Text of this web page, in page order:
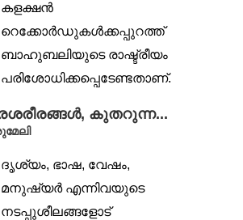
കളക്ഷൻ
റെക്കോർഡുകൾക്കപ്പുറത്ത്
ബാഹുബലിയുടെ രാഷ്ട്രീയം
പരിശോധിക്കപ്പെടേണ്ടതാണ്.
തള്ളിക്കളയുന്ന
എങ്ങനെയാണ് അന്ധവി...
കുതറുന്ന...
ദൃശ്യം, ഭാഷ, വേഷം,
മനുഷ്യർ എന്നിവയുടെ
നടപ്പുശീലങ്ങളോട്